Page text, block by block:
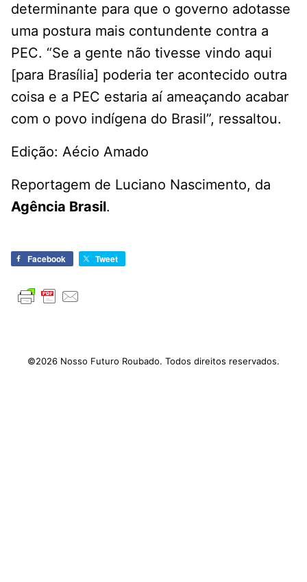
determinante para que o governo adotasse
uma postura mais contundente contra a
PEC. “Se a gente não tivesse vindo aqui
[para Brasília] poderia ter acontecido outra
coisa e a PEC estaria aí ameaçando acabar
com o povo indígena do Brasil”, ressaltou.
Edição: Aécio Amado
Reportagem de Luciano Nascimento, da
Agência Brasil.
Facebook Tweet
©2026 Nosso Futuro Roubado. Todos direitos reservados.